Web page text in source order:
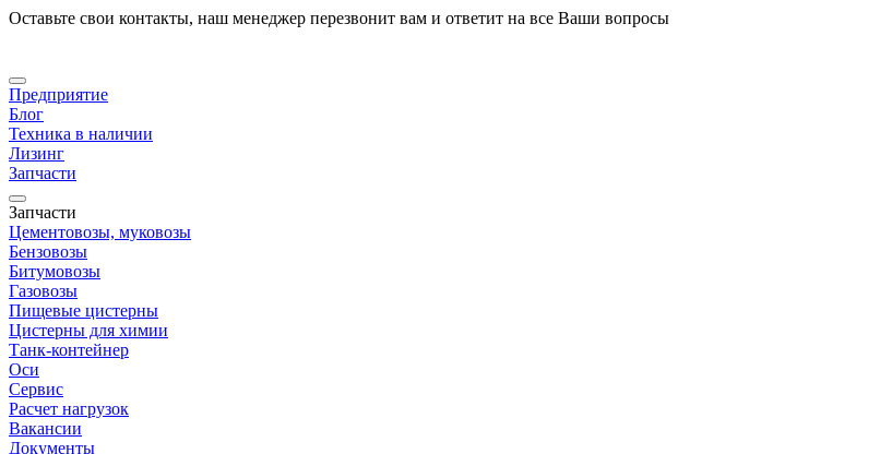
Оставьте свои контакты, наш менеджер перезвонит вам и ответит на все Ваши вопросы
Предприятие
Блог
Техника в наличии
Лизинг
Запчасти
Запчасти
Цементовозы, муковозы
Бензовозы
Битумовозы
Газовозы
Пищевые цистерны
Цистерны для химии
Танк-контейнер
Оси
Сервис
Расчет нагрузок
Вакансии
Документы